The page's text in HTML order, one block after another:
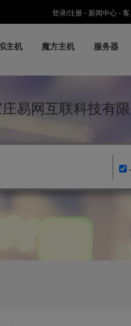
登录/注册 - 新闻中心 -
主机 魔方主机 服务器
易网互联科技有